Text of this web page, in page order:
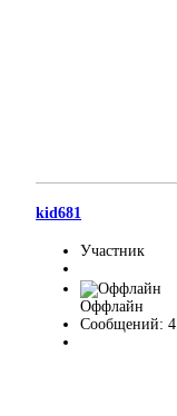
kid681
Участник
Оффлайн
Сообщений: 4